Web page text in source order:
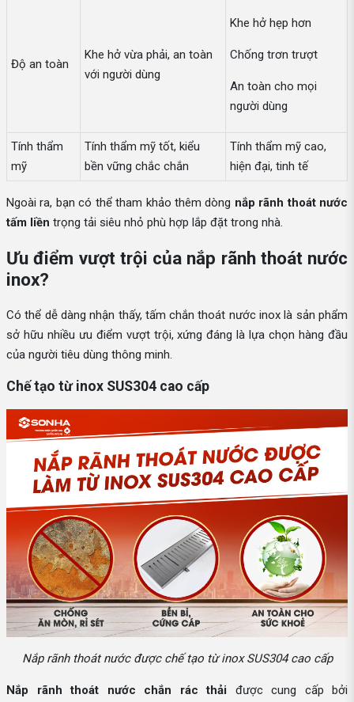
Độ an toàn
Khe hở vừa phải, an toàn
với người dùng
Khe hở hẹp hơn
Chống trơn trượt
An toàn cho mọi
người dùng
Tính thẩm
mỹ
Tính thẩm mỹ tốt, kiểu
bền vững chắc chắn
Tính thẩm mỹ cao,
hiện đại, tinh tế
Ngoài ra, bạn có thể tham khảo thêm dòng nắp rãnh thoát nước
tấm liền trọng tải siêu nhỏ phù hợp lắp đặt trong nhà.
Ưu điểm vượt trội của nắp rãnh thoát nước
inox?
Có thể dễ dàng nhận thấy, tấm chắn thoát nước inox là sản phẩm
sở hữu nhiều ưu điểm vượt trội, xứng đáng là lựa chọn hàng đầu
của người tiêu dùng thông minh.
Chế tạo từ inox SUS304 cao cấp
Nắp rãnh thoát nước được chế tạo từ inox SUS304 cao cấp
Nắp rãnh thoát nước chắn rác thải được cung cấp bởi